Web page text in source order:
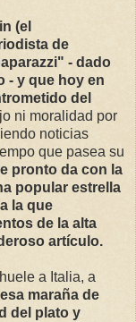
(el
de
- dado
- y que hoy en
del
ni moralidad por
noticias
que pasea su
pronto da con la
popular estrella
la que
de la alta
artículo.
a Italia, a
maraña de
del plato y